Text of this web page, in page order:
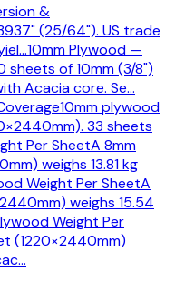
&
(25/64"). US trade
…10mm Plywood —
sheets of 10mm (3/8")
Acacia core. Se…
10mm plywood
33 sheets
Per SheetA 8mm
weighs 13.81 kg
Weight Per SheetA
weighs 15.54
Weight Per
(1220×2440mm)
…